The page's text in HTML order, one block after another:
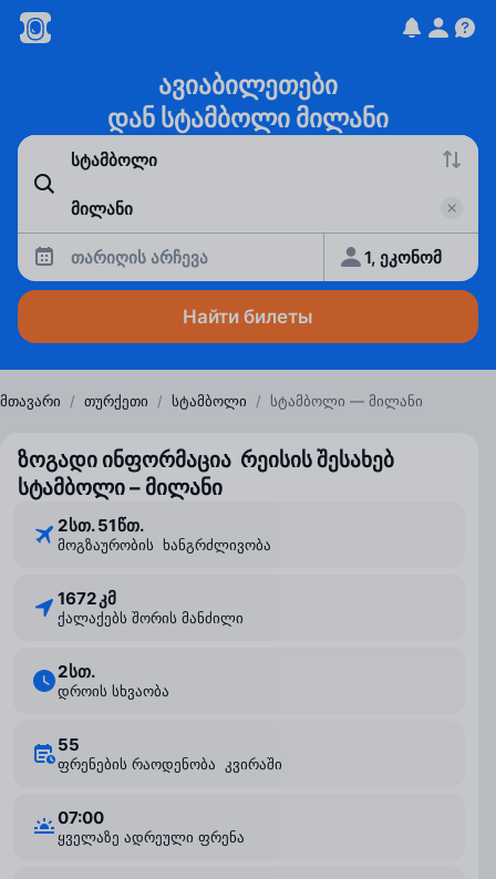
ავიაბილეთები
დან სტამბოლი მილანი
თარიღის არჩევა 1, ეკონომ
Найти билеты
მთავარი / თურქეთი / სტამბოლი / სტამბოლი — მილანი
ზოგადი ინფორმაცია რეისის შესახებ
სტამბოლი – მილანი
2 ⁠სთ. 51 ⁠წთ.
მოგზაურობის ხანგრძლივობა
1672 კმ
ქალაქებს შორის მანძილი
2 ⁠სთ.
დროის სხვაობა
55
ფრენების რაოდენობა კვირაში
07:00
ყველაზე ადრეული ფრენა